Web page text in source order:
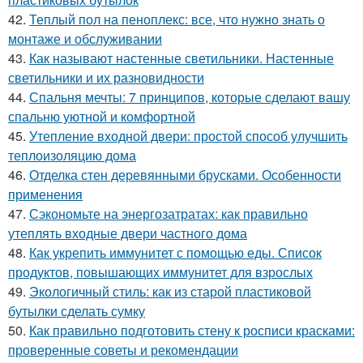
42. Теплый пол на пеноплекс: все, что нужно знать о
монтаже и обслуживании
43. Как называют настенные светильники. Настенные
светильники и их разновидности
44. Спальня мечты: 7 принципов, которые сделают вашу
спальню уютной и комфортной
45. Утепление входной двери: простой способ улучшить
теплоизоляцию дома
46. Отделка стен деревянными брусками. Особенности
применения
47. Сэкономьте на энергозатратах: как правильно
утеплять входные двери частного дома
48. Как укрепить иммунитет с помощью еды. Список
продуктов, повышающих иммунитет для взрослых
49. Экологичный стиль: как из старой пластиковой
бутылки сделать сумку
50. Как правильно подготовить стену к росписи красками:
проверенные советы и рекомендации